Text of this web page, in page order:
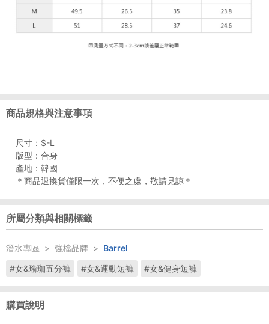
商品規格與注意事項
尺寸：S-L
版型：合身
產地：韓國
＊商品退換貨僅限一次，不便之處，敬請見諒＊
所屬分類與相關標籤
潛水專區 > 強檔品牌 > Barrel
#女&瑜珈五分褲
#女&運動短褲 #女&健身短褲
購買說明